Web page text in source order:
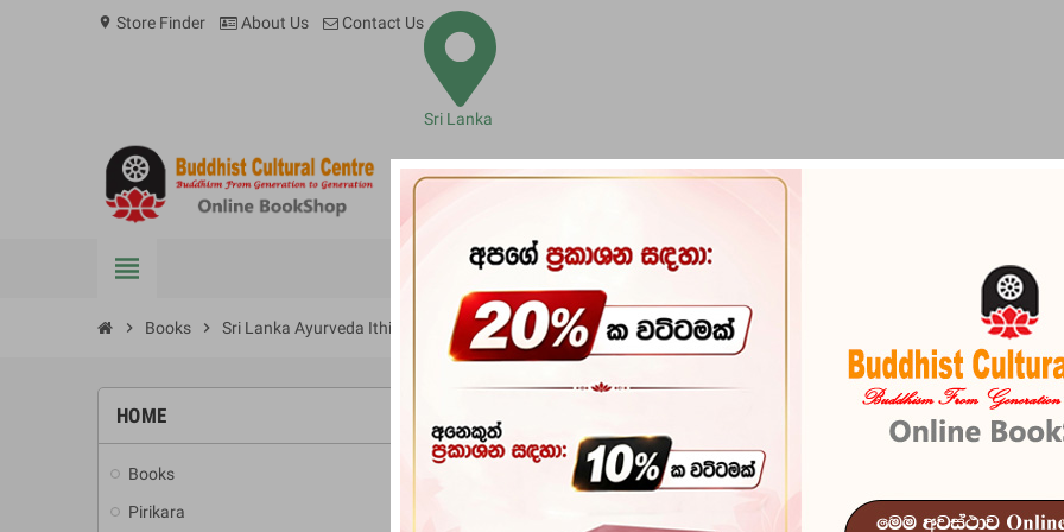
location_on Store Finder About Us Contact Us
Sri Lanka
view_headline BOOKS PIRIKARA BUDDHA STATUES RITUAL ITEMS &
chevron_right Books chevron_right Sri Lanka Ayurveda Ithihasaya
HOME
Books
Pirikara
-10% Sri Lanka
In stock
5